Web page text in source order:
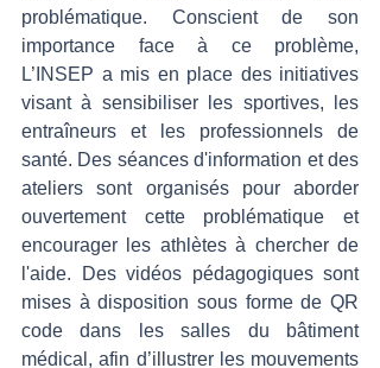
problématique. Conscient de son
importance face à ce problème,
L’INSEP a mis en place des initiatives
visant à sensibiliser les sportives, les
entraîneurs et les professionnels de
santé. Des séances d'information et des
ateliers sont organisés pour aborder
ouvertement cette problématique et
encourager les athlètes à chercher de
l'aide. Des vidéos pédagogiques sont
mises à disposition sous forme de QR
code dans les salles du bâtiment
médical, afin d’illustrer les mouvements